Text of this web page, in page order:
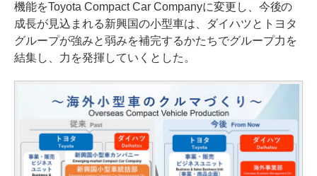
機能をToyota Compact Car Companyに変更し、今後の
成長が見込まれる新興国の小型車は、ダイハツとトヨタ
グループが強みと弱みを補完するかたちでグループ力を
結集し、力を発揮していくとした。